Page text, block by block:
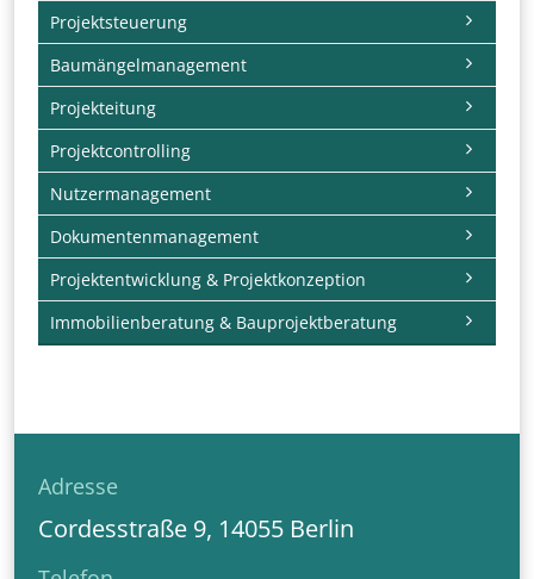
Projektsteuerung
Baumängelmanagement
Projekteitung
Projektcontrolling
Nutzermanagement
Dokumentenmanagement
Projektentwicklung & Projektkonzeption
Immobilienberatung & Bauprojektberatung
Adresse
Cordesstraße 9, 14055 Berlin